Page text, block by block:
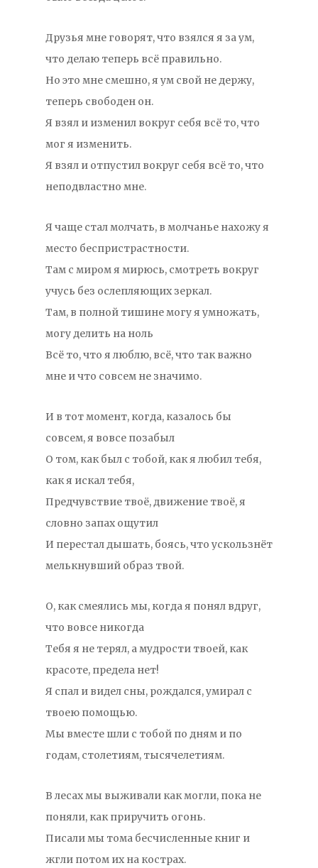
Друзья мне говорят, что взялся я за ум,
что делаю теперь всё правильно.
Но это мне смешно, я ум свой не держу,
теперь свободен он.
Я взял и изменил вокруг себя всё то, что
мог я изменить.
Я взял и отпустил вокруг себя всё то, что
неподвластно мне.
Я чаще стал молчать, в молчанье нахожу я
место беспристрастности.
Там с миром я мирюсь, смотреть вокруг
учусь без ослепляющих зеркал.
Там, в полной тишине могу я умножать,
могу делить на ноль
Всё то, что я люблю, всё, что так важно
мне и что совсем не значимо.
И в тот момент, когда, казалось бы
совсем, я вовсе позабыл
О том, как был с тобой, как я любил тебя,
как я искал тебя,
Предчувствие твоё, движение твоё, я
словно запах ощутил
И перестал дышать, боясь, что ускользнёт
мелькнувший образ твой.
О, как смеялись мы, когда я понял вдруг,
что вовсе никогда
Тебя я не терял, а мудрости твоей, как
красоте, предела нет!
Я спал и видел сны, рождался, умирал с
твоею помощью.
Мы вместе шли с тобой по дням и по
годам, столетиям, тысячелетиям.
В лесах мы выживали как могли, пока не
поняли, как приручить огонь.
Писали мы тома бесчисленные книг и
жгли потом их на кострах.